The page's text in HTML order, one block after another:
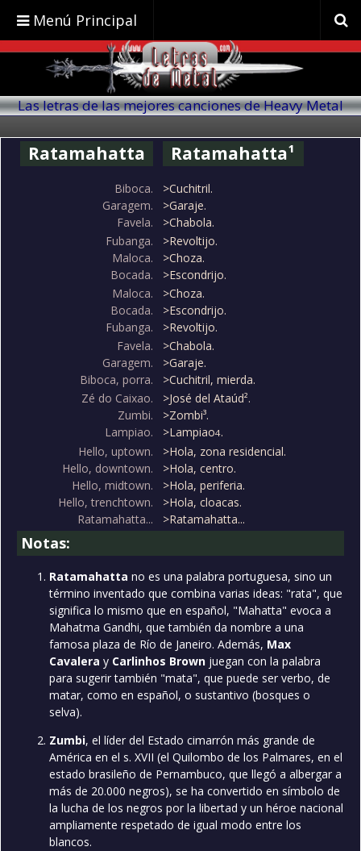
Menú Principal
Las letras de las mejores canciones de Heavy Metal
Ratamahatta Ratamahatta¹
Biboca.
Garagem.
Favela.
>Cuchitril.
>Garaje.
>Chabola.
Fubanga.
Maloca.
Bocada.
>Revoltijo.
>Choza.
>Escondrijo.
Maloca.
Bocada.
Fubanga.
>Choza.
>Escondrijo.
>Revoltijo.
Favela.
Garagem.
Biboca, porra.
>Chabola.
>Garaje.
>Cuchitril, mierda.
Zé do Caixao.
Zumbi.
Lampiao.
>José del Ataúd².
>Zombi³.
>Lampiao4.
Hello, uptown.
Hello, downtown.
Hello, midtown.
Hello, trenchtown.
Ratamahatta...
>Hola, zona residencial.
>Hola, centro.
>Hola, periferia.
>Hola, cloacas.
>Ratamahatta...
Notas:
Ratamahatta no es una palabra portuguesa, sino un
término inventado que combina varias ideas: "rata", que
significa lo mismo que en español, "Mahatta" evoca a
Mahatma Gandhi, que también da nombre a una
famosa plaza de Río de Janeiro. Además, Max
Cavalera y Carlinhos Brown juegan con la palabra
para sugerir también "mata", que puede ser verbo, de
matar, como en español, o sustantivo (bosques o
selva).
Zumbi, el líder del Estado cimarrón más grande de
América en el s. XVII (el Quilombo de los Palmares, en el
estado brasileño de Pernambuco, que llegó a albergar a
más de 20.000 negros), se ha convertido en símbolo de
la lucha de los negros por la libertad y un héroe nacional
ampliamente respetado de igual modo entre los
blancos.